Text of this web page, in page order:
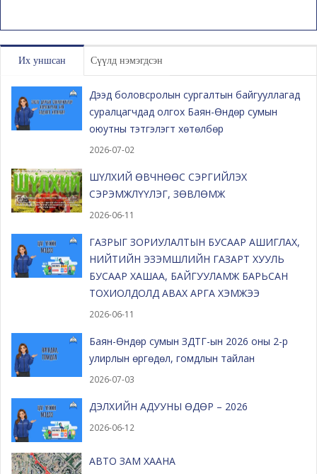
Их уншсан Сүүлд нэмэгдсэн
Дээд боловсролын сургалтын байгууллагад
суралцагчдад олгох Баян-Өндөр сумын
оюутны тэтгэлэгт хөтөлбөр
2026-07-02
ШҮЛХИЙ ӨВЧНӨӨС СЭРГИЙЛЭХ
СЭРЭМЖЛҮҮЛЭГ, ЗӨВЛӨМЖ
2026-06-11
ГАЗРЫГ ЗОРИУЛАЛТЫН БУСААР АШИГЛАХ,
НИЙТИЙН ЭЗЭМШЛИЙН ГАЗАРТ ХУУЛЬ
БУСААР ХАШАА, БАЙГУУЛАМЖ БАРЬСАН
ТОХИОЛДОЛД АВАХ АРГА ХЭМЖЭЭ
2026-06-11
Баян-Өндөр сумын ЗДТГ-ын 2026 оны 2-р
улирлын өргөдөл, гомдлын тайлан
2026-07-03
ДЭЛХИЙН АДУУНЫ ӨДӨР – 2026
2026-06-12
АВТО ЗАМ ХААНА